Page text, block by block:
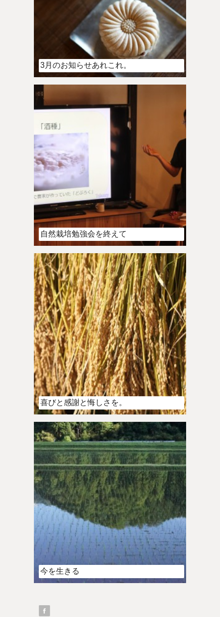
3月のお知らせあれこれ。
自然栽培勉強会を終えて
喜びと感謝と悔しさを。
今を生きる